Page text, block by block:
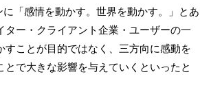
に「感情を動かす。世界を動かす。」とあ
ター・クライアント企業・ユーザーの一
すことが目的ではなく、三方向に感動を
とで大きな影響を与えていくといったと